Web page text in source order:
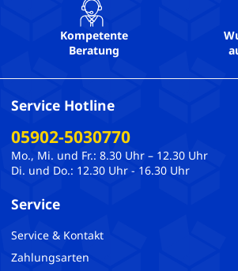
Kompetente
Beratung
Service Hotline
05902-5030770
Mo., Mi. und Fr.: 8.30 Uhr – 12.30 Uhr
Di. und Do.: 12.30 Uhr - 16.30 Uhr
Service
Service & Kontakt
Zahlungsarten